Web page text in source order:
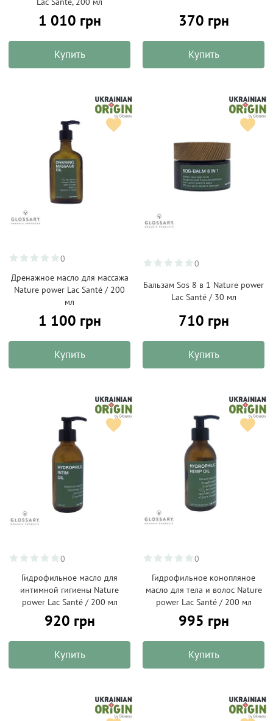
1 010 грн
Купить
370 грн
Купить
0
Дренажное масло для массажа
Nature power Lac Santé / 200
мл
1 100 грн
Купить
0
Бальзам Sos 8 в 1 Nature power
Lac Santé / 30 мл
710 грн
Купить
0
Гидрофильное масло для
интимной гигиены Nature
power Lac Santé / 200 мл
920 грн
Купить
0
Гидрофильное конопляное
масло для тела и волос Nature
power Lac Santé / 200 мл
995 грн
Купить